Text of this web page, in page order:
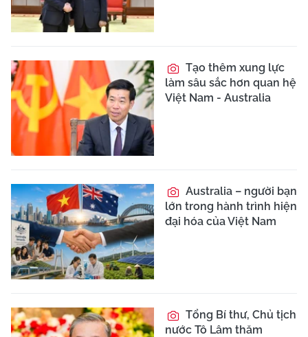
Tạo thêm xung lực
làm sâu sắc hơn quan hệ
Việt Nam - Australia
Australia – người bạn
lớn trong hành trình hiện
đại hóa của Việt Nam
Tổng Bí thư, Chủ tịch
nước Tô Lâm thăm